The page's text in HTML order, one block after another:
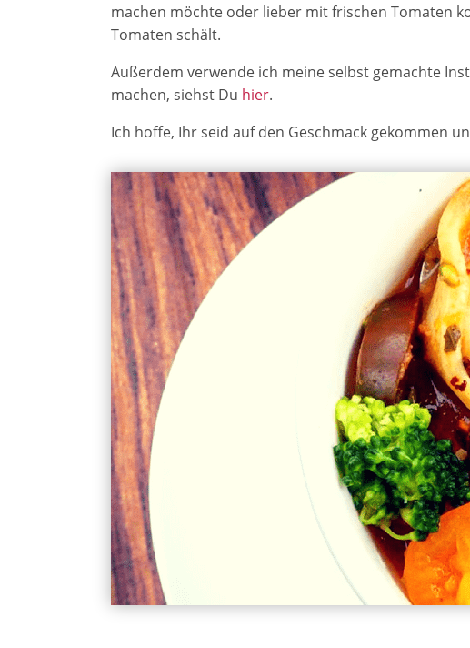
machen möchte oder lieber mit frischen Tomaten
Tomaten schält.
Außerdem verwende ich meine selbst gemachte
machen, siehst Du hier.
Ich hoffe, Ihr seid auf den Geschmack gekommen